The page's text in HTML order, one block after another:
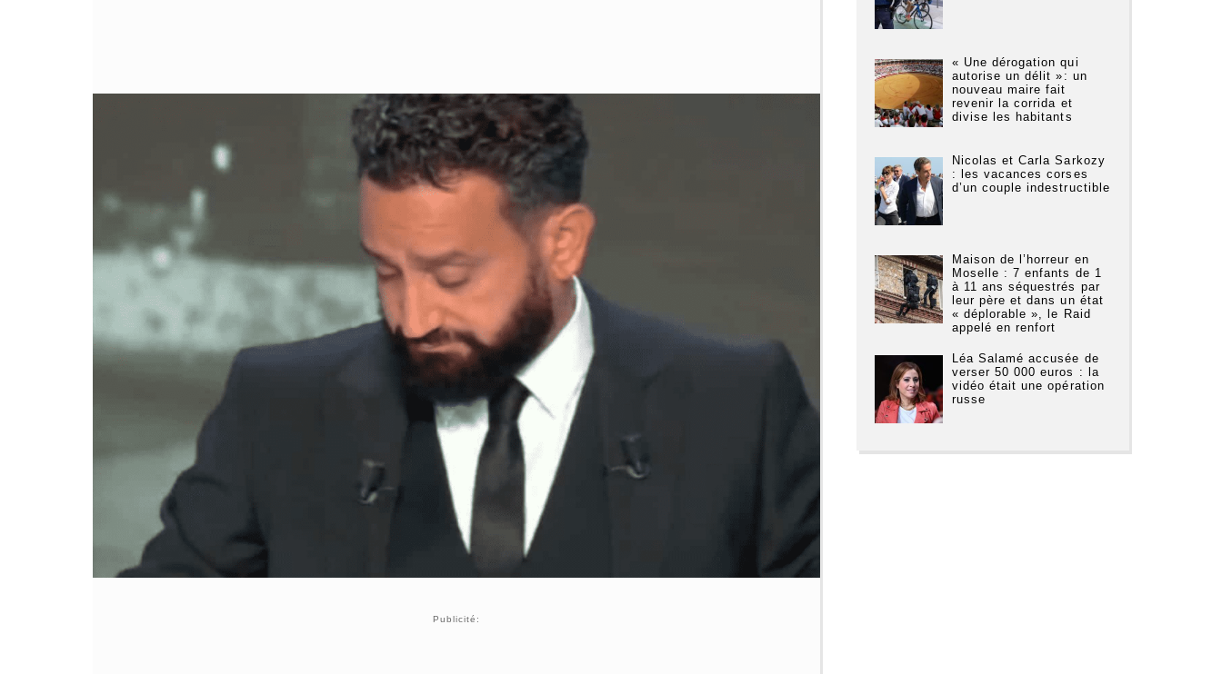
Publicité:
« Une dérogation qui
autorise un délit »: un
nouveau maire fait
revenir la corrida et
divise les habitants
Nicolas et Carla Sarkozy
: les vacances corses
d’un couple indestructible
Maison de l’horreur en
Moselle : 7 enfants de 1
à 11 ans séquestrés par
leur père et dans un état
« déplorable », le Raid
appelé en renfort
Léa Salamé accusée de
verser 50 000 euros : la
vidéo était une opération
russe